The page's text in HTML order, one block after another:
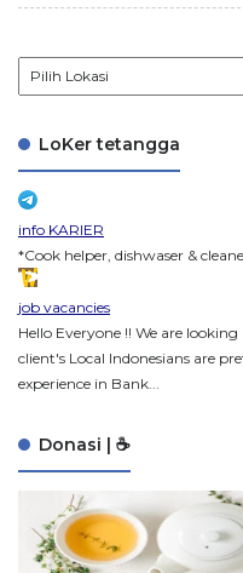
LoKer tetangga
info KARIER
*Cook helper, dishwaser &
job vacancies
Hello Everyone !! We are
client's Local Indonesians are
experience in Bank...
Donasi | ☕